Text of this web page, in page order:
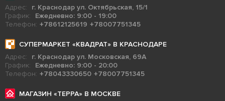
Адрес:
г. Краснодар ул. Октябрьская, 15/1
График:
Ежедневно: 9:00 - 19:00
Телефон: +78612125619 +78007751345
СУПЕРМАРКЕТ «КВАДРАТ» В КРАСНОДАРЕ
Адрес:
г. Краснодар ул. Московская, 69А
График:
Ежедневно: 9:00 - 20:00
Телефон: +78043330650 +78007751345
МАГАЗИН «ТЕРРА» В МОСКВЕ